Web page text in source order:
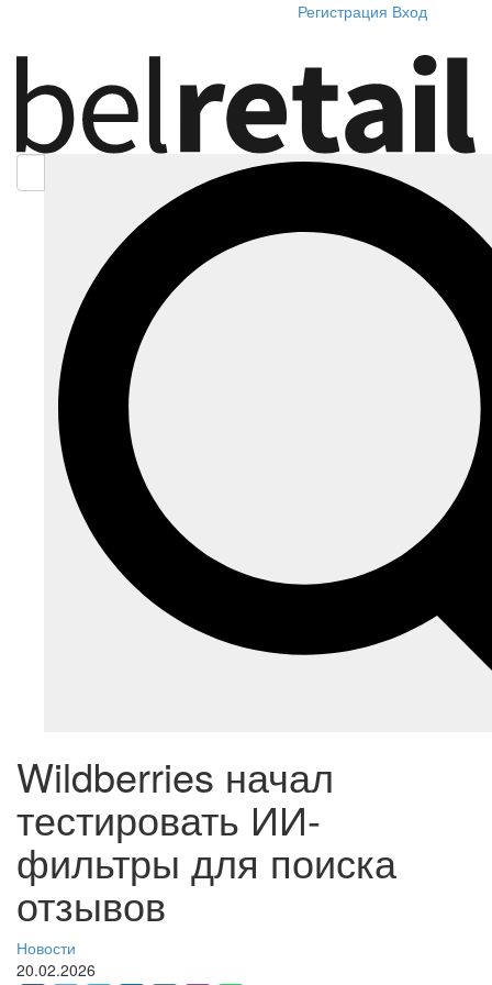
Регистрация Вход
Wildberries начал
тестировать ИИ-
фильтры для поиска
отзывов
Новости
20.02.2026